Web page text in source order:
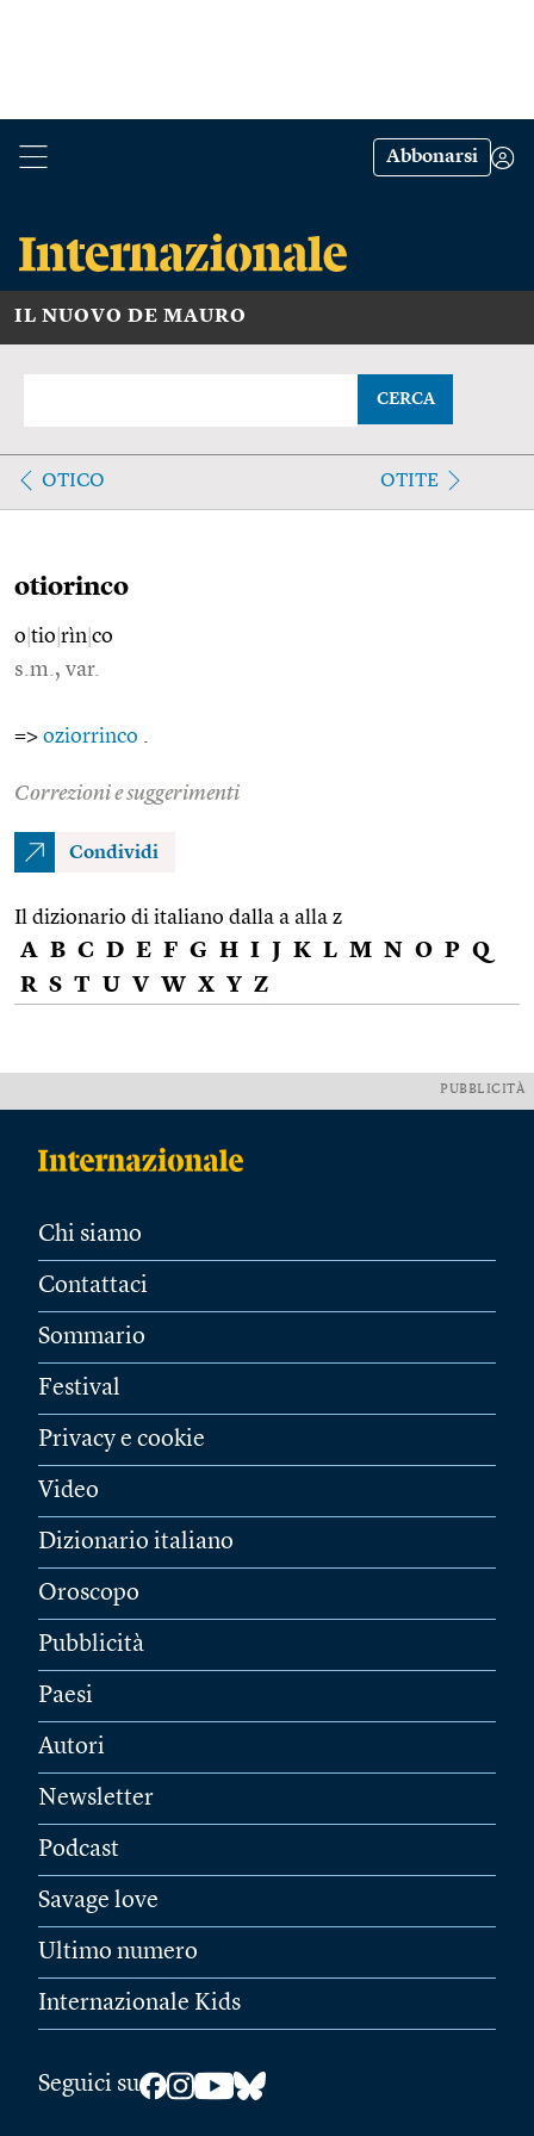
Abbonarsi
IL NUOVO DE MAURO
CERCA
OTICO OTITE
otiorinco
o tio rìn co
s.m., var.
=> oziorrinco
Correzioni e suggerimenti
Condividi
Il dizionario di italiano dalla a alla z
A B C D E F G H I J K L M N O P Q
R S T U V W X Y Z
PUBBLICITÀ
Chi siamo
Contattaci
Sommario
Festival
Privacy e cookie
Video
Dizionario italiano
Oroscopo
Pubblicità
Paesi
Autori
Newsletter
Podcast
Savage love
Ultimo numero
Internazionale Kids
Seguici su